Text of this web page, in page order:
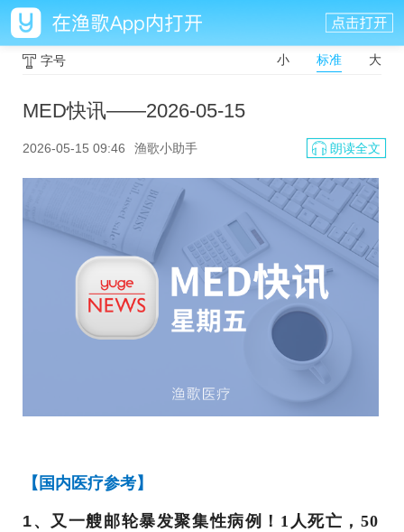
字号 小 标准 大
MED快讯——2026-05-15
2026-05-15 09:46 渔歌小助手 朗读全文
【国内医疗参考】
1、 又一艘邮轮暴发聚集性病例！1人死亡，50